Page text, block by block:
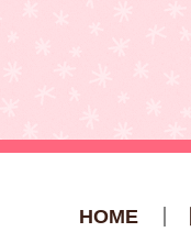
HOME